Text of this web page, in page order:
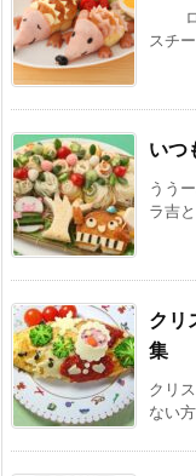
ロー
スチ
いつ
うう
ラ吉
クリ
集
クリ
ない